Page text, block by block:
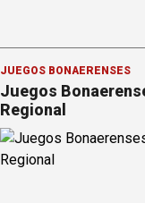
JUEGOS BONAERENSES
Juegos
Regional